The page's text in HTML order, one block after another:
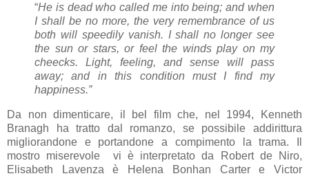
“He is dead who called me into being; and when
I shall be no more, the very remembrance of us
both will speedily vanish. I shall no longer see
the sun or stars, or feel the winds play on my
cheecks. Light, feeling, and sense will pass
away; and in this condition must I find my
happiness.”
Da non dimenticare, il bel film che, nel 1994, Kenneth
Branagh ha tratto dal romanzo, se possibile addirittura
migliorandone e portandone a compimento la trama. Il
mostro miserevole vi è interpretato da Robert de Niro,
Elisabeth Lavenza è Helena Bonhan Carter e Victor